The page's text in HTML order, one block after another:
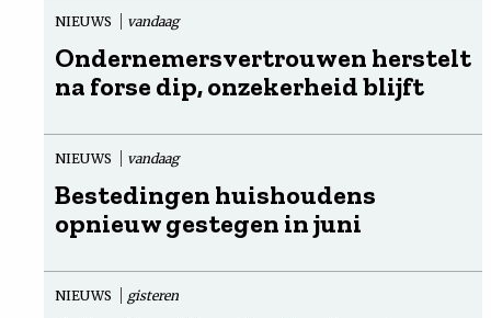
NIEUWS vandaag
Ondernemersvertrouwen herstelt
na forse dip, onzekerheid blijft
NIEUWS vandaag
Bestedingen huishoudens
opnieuw gestegen in juni
NIEUWS gisteren